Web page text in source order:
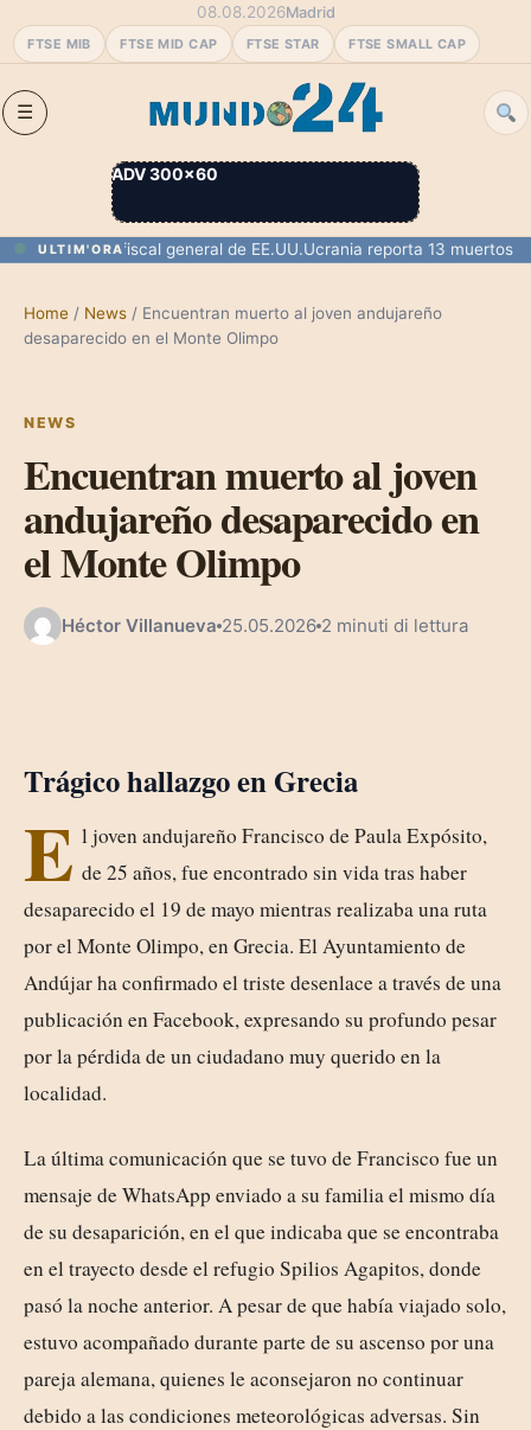
FTSE MIB FTSE MID CAP FTSE STAR FTSE SMALL CAP
08.08.2026Madrid
ADV 300×60
ULTIM'ORA
como fiscal general de EE.UU.Ucrania reporta 13 muertos y 77
Home / News / Encuentran muerto al joven andujareño
desaparecido en el Monte Olimpo
NEWS
Encuentran muerto al joven
andujareño desaparecido en
el Monte Olimpo
Héctor Villanueva 25.05.2026 2 minuti di lettura
Trágico hallazgo en Grecia
E l joven andujareño Francisco de Paula Expósito,
de 25 años, fue encontrado sin vida tras haber
desaparecido el 19 de mayo mientras realizaba una ruta
por el Monte Olimpo, en Grecia. El Ayuntamiento de
Andújar ha confirmado el triste desenlace a través de una
publicación en Facebook, expresando su profundo pesar
por la pérdida de un ciudadano muy querido en la
localidad.
La última comunicación que se tuvo de Francisco fue un
mensaje de WhatsApp enviado a su familia el mismo día
de su desaparición, en el que indicaba que se encontraba
en el trayecto desde el refugio Spilios Agapitos, donde
pasó la noche anterior. A pesar de que había viajado solo,
estuvo acompañado durante parte de su ascenso por una
pareja alemana, quienes le aconsejaron no continuar
debido a las condiciones meteorológicas adversas. Sin